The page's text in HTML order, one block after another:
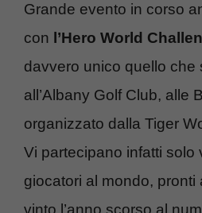
Grande evento in corso
con l’Hero World
davvero unico quello che
all’Albany Golf Club, alle
organizzato dalla Tiger
Vi partecipano infatti solo
giocatori al mondo, pronti